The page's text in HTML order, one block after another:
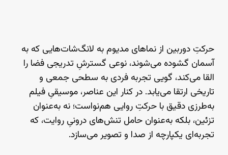
حرکتِ دوربین از نماهای مدیوم به لانگ‌شات‌هایی که به
آسمان گشوده می‌شوند، نوعی گسترشِ تدریجی فضا را
القا می‌کند، گویی تجربه فردی به سطحی جمعی و
تاریخی ارتقا می‌یابد. در کنار این عناصر، موسیقیِ فیلم
به‌طرزی دقیق با حرکتِ روایی هم‌نواست؛ نه به‌عنوان
تزئین، بلکه به‌عنوان حامل تنش‌های درونیِ روایت، که
تجربه‌ای یکپارچه از صدا و تصویر می‌سازد.